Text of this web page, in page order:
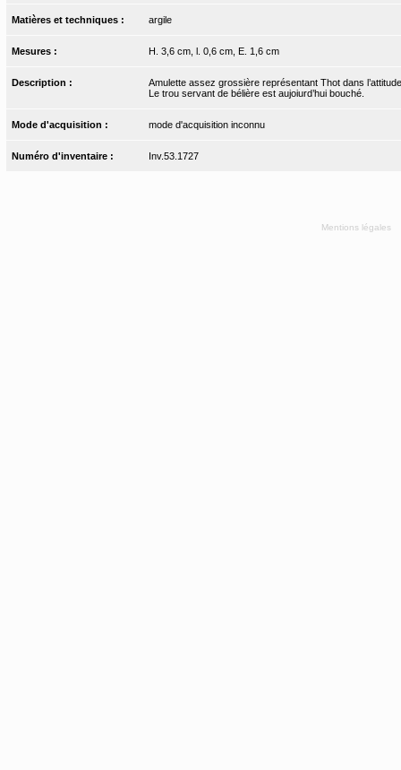
Matières et techniques : argile
Mesures : H. 3,6 cm, l. 0,6 cm, E. 1,6 cm
Description :
Amulette assez grossière représentant Thot dans
Le trou servant de bélière est aujoiurd’hui bouché.
Mode d'acquisition : mode d'acquisition inconnu
Numéro d'inventaire : Inv.53.1727
Mentions légales